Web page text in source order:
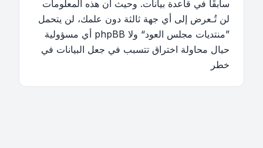
سابقًا في قاعدة بيانات. وحيث أن هذه المعلومات
لن تُـعرض إلى أي جهة ثالثة دون علمك، لن يتحمل
”منتديات مجلس العود“ ولا phpBB أي مسؤولية
حيال محاولة اختراق تتسبب في جعل البيانات في
خطر